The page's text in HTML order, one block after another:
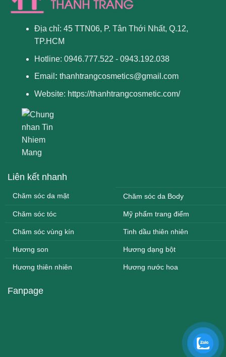
Địa chỉ: 45 TTN06, P. Tân Thới Nhất, Q.12,
TP.HCM
Hotline: 0946.777.522 - 0943.192.038
Email : thanhtrangcosmetics@gmail.com
Website: https://thanhtrangcosmetic.com/
Liên kết nhanh
Chăm sóc da mặt Chăm sóc da Body
Chăm sóc tóc Mỹ phẩm trang điểm
Chăm sóc vùng kín Tinh dầu thiên nhiên
Hương son Hương dạng bột
Hương thiên nhiên Hương nước hoa
Fanpage